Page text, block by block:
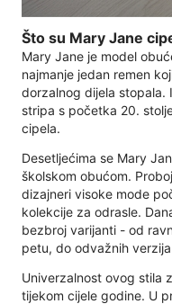
Što su Mary Jane
Mary Jane je model
najmanje jedan remen
dorzalnog dijela stopala.
stripa s početka 20.
cipela.
Desetljećima se Mary
školskom obućom.
dizajneri visoke mode
kolekcije za odrasle.
bezbroj varijanti - od
petu, do odvažnih
Univerzalnost ovog stila
tijekom cijele godine. U